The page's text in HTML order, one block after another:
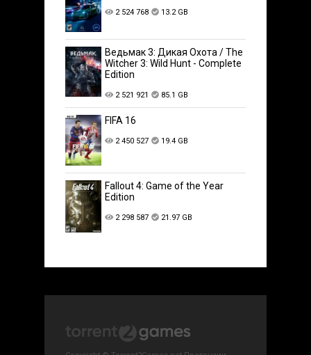
2 524 768 13.2 GB
Ведьмак 3: Дикая Охота / The
Witcher 3: Wild Hunt - Complete
Edition
2 521 921 85.1 GB
FIFA 16
2 450 527 19.4 GB
Fallout 4: Game of the Year
Edition
2 298 587 21.97 GB